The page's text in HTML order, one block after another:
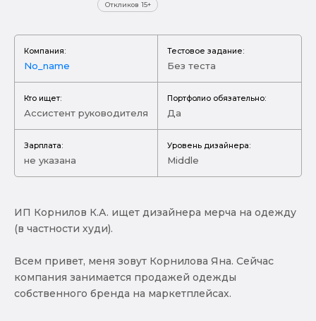
Откликов 15+
Компания:
No_name
Тестовое задание:
Без теста
Кто ищет:
Ассистент руководителя
Портфолио обязательно:
Да
Зарплата:
не указана
Уровень дизайнера:
Middle
ИП Корнилов К.А. ищет дизайнера мерча на одежду
(в частности худи).
Всем привет, меня зовут Корнилова Яна. Сейчас
компания занимается продажей одежды
собственного бренда на маркетплейсах.